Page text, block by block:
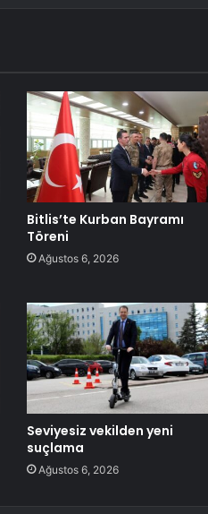
Bitlis’te Kurban Bayramı
Töreni
Ağustos 6, 2026
Seviyesiz vekilden yeni
suçlama
Ağustos 6, 2026